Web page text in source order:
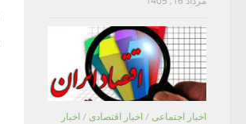
اخبار اجتماعی / اخبار اقتصادی / اخبار